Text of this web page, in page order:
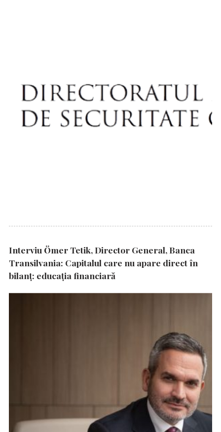
Interviu Ömer Tetik, Director General, Banca
Transilvania: Capitalul care nu apare direct în
bilanț: educația financiară